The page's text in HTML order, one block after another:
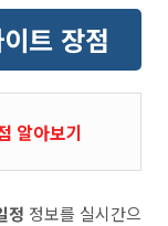
트 장점
알아보기
정 정보를 실시간으